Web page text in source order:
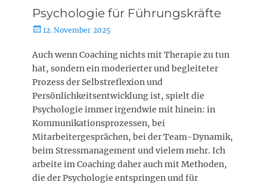
Psychologie für Führungskräfte
Posted
12. November 2025
Auch wenn Coaching nichts mit Therapie zu tun
hat, sondern ein moderierter und begleiteter
Prozess der Selbstreflexion und
Persönlichkeitsentwicklung ist, spielt die
Psychologie immer irgendwie mit hinein: in
Kommunikationsprozessen, bei
Mitarbeitergesprächen, bei der Team-Dynamik,
beim Stressmanagement und vielem mehr. Ich
arbeite im Coaching daher auch mit Methoden,
die der Psychologie entspringen und für